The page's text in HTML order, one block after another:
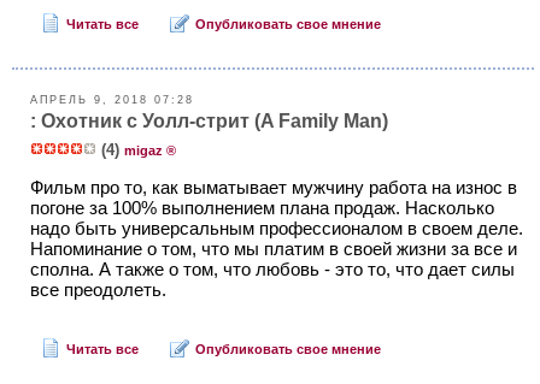
Читать все Опубликовать свое мнение
АПРЕЛЬ 9, 2018 07:28
: Охотник с Уолл-стрит (A Family Man)
(4) migaz ®
Фильм про то, как выматывает мужчину работа на износ в
погоне за 100% выполнением плана продаж. Насколько
надо быть универсальным профессионалом в своем деле.
Напоминание о том, что мы платим в своей жизни за все и
сполна. А также о том, что любовь - это то, что дает силы
все преодолеть.
Читать все Опубликовать свое мнение